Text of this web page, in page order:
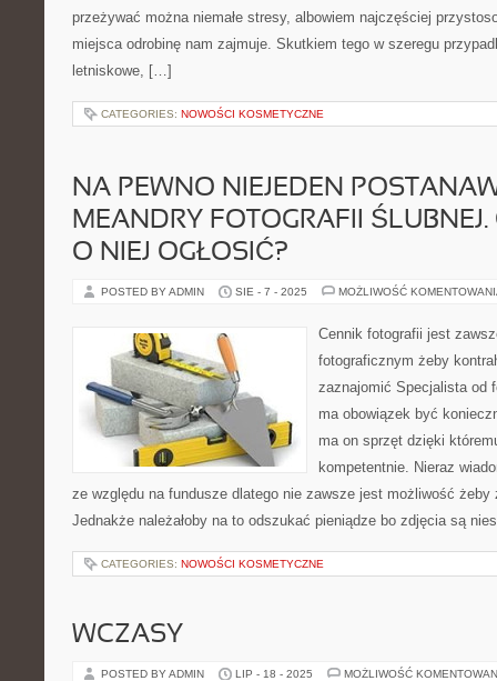
przeżywać można niemałe stresy, albowiem najczęściej
miejsca odrobinę nam zajmuje. Skutkiem tego w szeregu
letniskowe, […]
CATEGORIES: NOWOŚCI KOSMETYCZNE
NA PEWNO NIEJEDEN
MEANDRY FOTOGRAFII
O NIEJ OGŁOSIĆ?
POSTED BY ADMIN SIE - 7 - 2025 MOŻLIWOŚĆ
Cennik fotografii jest
fotograficznym żeby
zaznajomić Specjalista od
ma obowiązek być
ma on sprzęt dzięki
kompetentnie. Nieraz
ze względu na fundusze dlatego nie zawsze jest możliwość żeby
Jednakże należałoby na to odszukać pieniądze bo zdjęcia są
CATEGORIES: NOWOŚCI KOSMETYCZNE
WCZASY
POSTED BY ADMIN LIP - 18 - 2025 MOŻLIWOŚĆ